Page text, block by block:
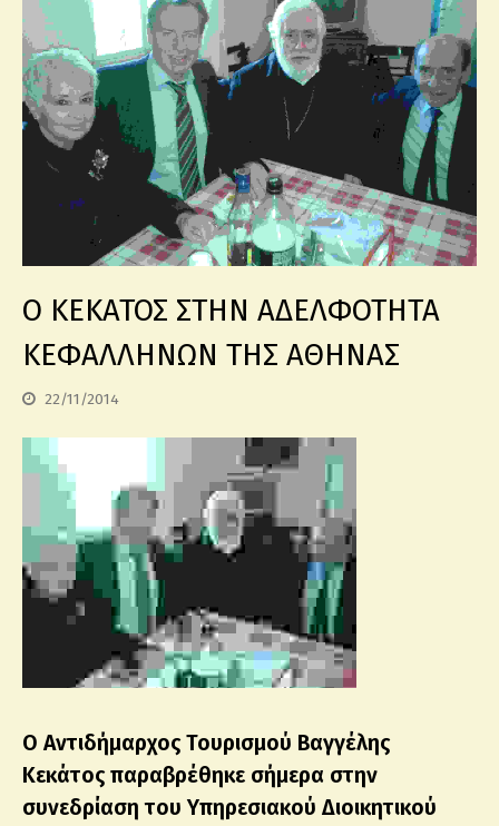
Ο ΚΕΚΑΤΟΣ ΣΤΗΝ ΑΔΕΛΦΟΤΗΤΑ
ΚΕΦΑΛΛΗΝΩΝ ΤΗΣ ΑΘΗΝΑΣ
22/11/2014
Ο Αντιδήμαρχος Τουρισμού Βαγγέλης
Κεκάτος παραβρέθηκε σήμερα στην
συνεδρίαση του Υπηρεσιακού Διοικητικού